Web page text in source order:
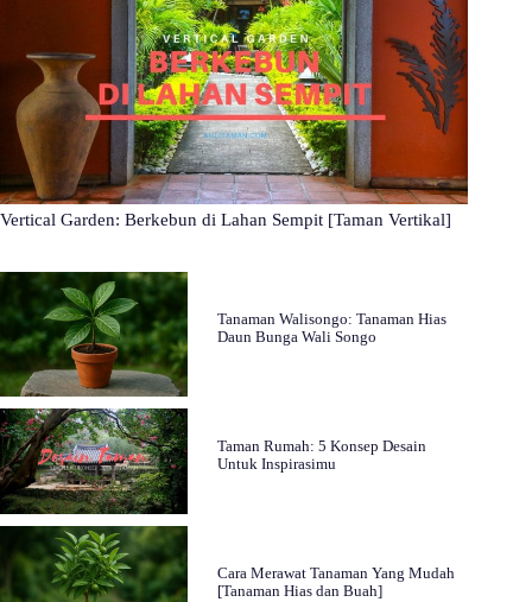
Vertical Garden: Berkebun di Lahan Sempit [Taman Vertikal]
Tanaman Walisongo: Tanaman Hias
Daun Bunga Wali Songo
Taman Rumah: 5 Konsep Desain
Untuk Inspirasimu
Cara Merawat Tanaman Yang Mudah
[Tanaman Hias dan Buah]